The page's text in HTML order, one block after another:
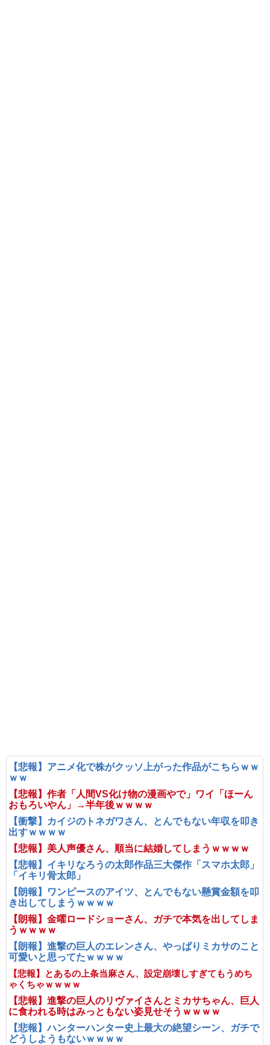
【悲報】アニメ化で株がクッソ上がった作品がこちらｗｗ
ｗｗ
【悲報】作者「人間VS化け物の漫画やで」ワイ「ほーん
おもろいやん」→半年後ｗｗｗｗ
【衝撃】カイジのトネガワさん、とんでもない年収を叩き
出すｗｗｗｗ
【悲報】美人声優さん、順当に結婚してしまうｗｗｗｗ
【悲報】イキリなろうの太郎作品三大傑作「スマホ太郎」
「イキリ骨太郎」
【朗報】ワンピースのアイツ、とんでもない懸賞金額を叩
き出してしまうｗｗｗｗ
【朗報】金曜ロードショーさん、ガチで本気を出してしま
うｗｗｗｗ
【朗報】進撃の巨人のエレンさん、やっぱりミカサのこと
可愛いと思ってたｗｗｗｗ
【悲報】とあるの上条当麻さん、設定崩壊しすぎてもうめち
ゃくちゃｗｗｗｗ
【悲報】進撃の巨人のリヴァイさんとミカサちゃん、巨人
に食われる時はみっともない姿見せそうｗｗｗｗ
【悲報】ハンターハンター史上最大の絶望シーン、ガチで
どうしようもないｗｗｗｗ